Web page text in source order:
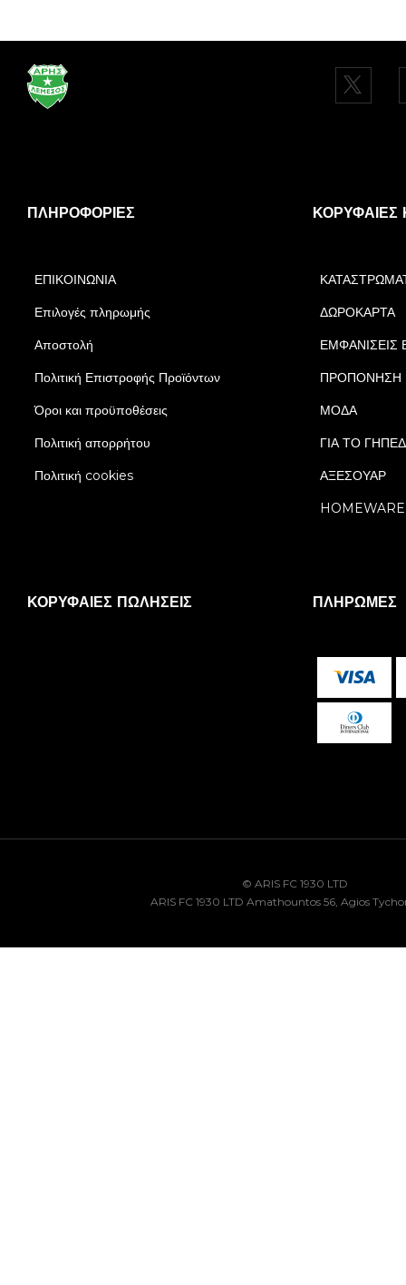
ΠΛΗΡΟΦΟΡΊΕΣ
ΕΠΙΚΟΙΝΩΝΙΑ
Επιλογές πληρωμής
Αποστολή
Πολιτική Επιστροφής Προϊόντων
Όροι και προϋποθέσεις
Πολιτική απορρήτου
Πολιτική cookies
ΚΟΡΥΦΑΊΕΣ
ΔΩΡΟΚΑΡΤΑ
ΕΜΦΑΝΙΣΕΙΣ
ΠΡΟΠΟΝΗΣΗ
ΜΟΔΑ
ΓΙΑ ΤΟ
ΑΞΕΣΟΥΑΡ
HOMEWARE
ΚΟΡΥΦΑΊΕΣ ΠΩΛΉΣΕΙΣ ΠΛΗΡΩΜΈΣ
© ARIS FC 1930 LTD
ARIS FC 1930 LTD Amathountos 56, Agios